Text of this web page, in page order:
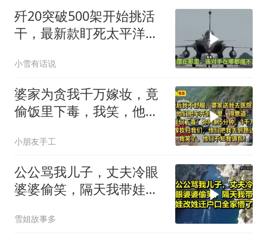
歼20突破500架开始挑活
干，最新款盯死太平洋，
小雪有话说
婆家为贪我千万嫁妆，竟
偷饭里下毒，我笑，他们
小朋友手工
公公骂我儿子，丈夫冷眼
婆婆偷笑，隔天我带娃改
雪姐故事多